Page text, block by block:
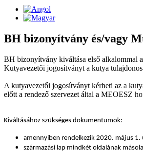
BH bizonyítvány és/vagy
BH bizonyítvány kiváltása első alkalommal
Kutyavezetői jogosítványt a kutya
A kutyavezetői jogosítványt kérheti az a
előtt a rendező szervezet által a MEOESZ
Kiváltásához szükséges dokumentumok:
amennyiben rendelkezik 2020. május
származási lap mindkét oldalának